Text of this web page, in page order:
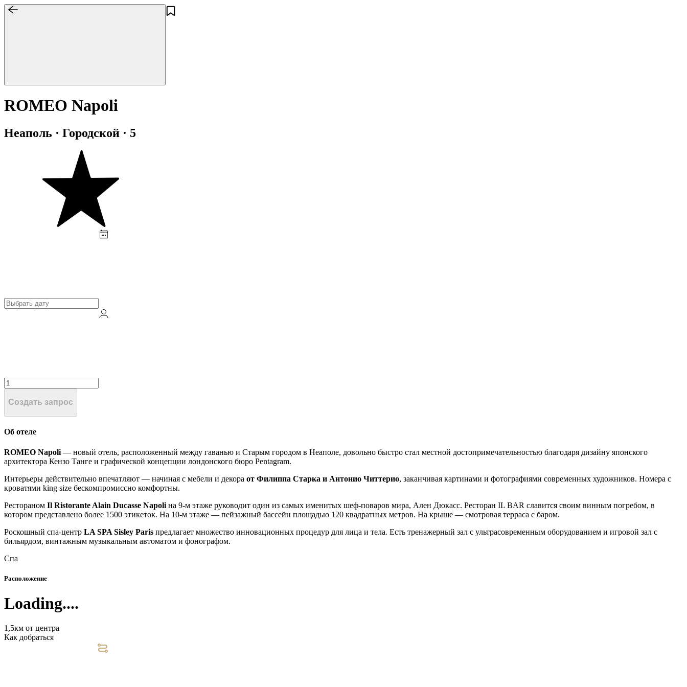
ROMEO Napoli
Неаполь · Городской · 5
Создать запрос
Об отеле
ROMEO Napoli — новый отель, расположенный между гаванью и Старым городом в Неаполе, довольно быстро стал местной достопримечательностью благодаря дизайну японского
архитектора Кензо Танге и графической концепции лондонского бюро Pentagram.
Интерьеры действительно впечатляют — начиная с мебели и декора от Филиппа Старка и Антонио Читтерио, заканчивая картинами и фотографиями современных художников. Номера с
кроватями king size бескомпромиссно комфортны.
Рестораном Il Ristorante Alain Ducasse Napoli на 9-м этаже руководит один из самых именитых шеф-поваров мира, Ален Дюкасс. Ресторан IL BAR славится своим винным погребом, в
котором представлено более 1500 этикеток. На 10-м этаже — пейзажный бассейн площадью 120 квадратных метров. На крыше — смотровая терраса с баром.
Роскошный спа-центр LA SPA Sisley Paris предлагает множество инновационных процедур для лица и тела. Есть тренажерный зал с ультрасовременным оборудованием и игровой зал с
бильярдом, винтажным музыкальным автоматом и фонографом.
Спа
Расположение
Loading....
1,5км от центра
Как добраться